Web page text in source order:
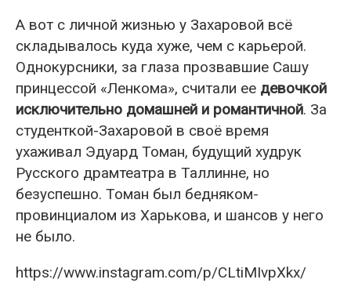
А вот с личной жизнью у Захаровой всё
складывалось куда хуже, чем с карьерой.
Однокурсники, за глаза прозвавшие Сашу
принцессой «Ленкома», считали ее девочкой
исключительно домашней и романтичной. За
студенткой-Захаровой в своё время
ухаживал Эдуард Томан, будущий худрук
Русского драмтеатра в Таллинне, но
безуспешно. Томан был бедняком-
провинциалом из Харькова, и шансов у него
не было.
https://www.instagram.com/p/CLtiMIvpXkx/